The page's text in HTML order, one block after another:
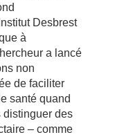
Desbrest
à
a lancé
non
de faciliter
santé quand
distinguer des
– comme